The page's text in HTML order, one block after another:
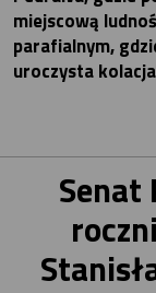
miejscową
parafialnym,
uroczysta
Senat